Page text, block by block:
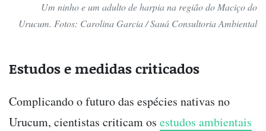
Um ninho e um adulto de harpia na região do Maciço do
Urucum. Fotos: Carolina Garcia / Sauá Consultoria Ambiental
Estudos e medidas criticados
Complicando o futuro das espécies nativas no
Urucum, cientistas criticam os estudos ambientais